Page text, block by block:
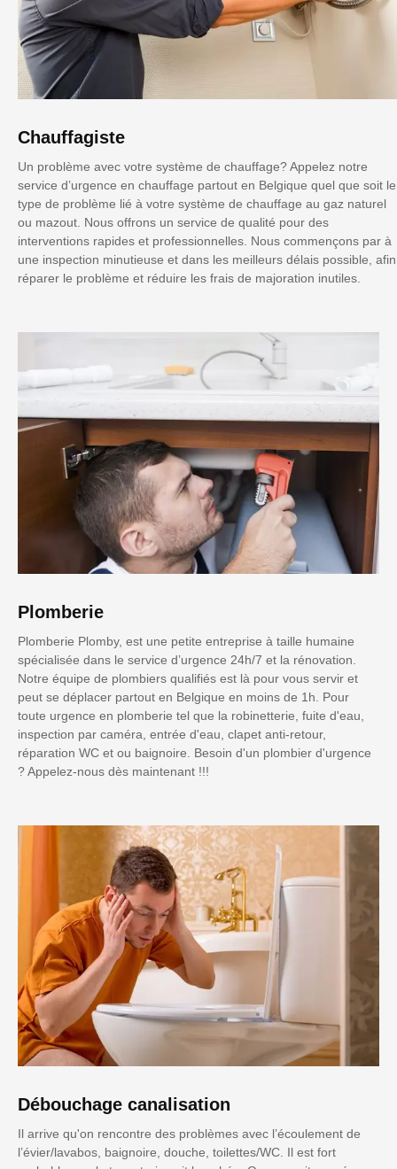
Chauffagiste
Un problème avec votre système de chauffage? Appelez notre
service d’urgence en chauffage partout en Belgique quel que soit le
type de problème lié à votre système de chauffage au gaz naturel
ou mazout. Nous offrons un service de qualité pour des
interventions rapides et professionnelles. Nous commençons par à
une inspection minutieuse et dans les meilleurs délais possible, afin
réparer le problème et réduire les frais de majoration inutiles.
Plomberie
Plomberie Plomby, est une petite entreprise à taille humaine
spécialisée dans le service d’urgence 24h/7 et la rénovation.
Notre équipe de plombiers qualifiés est là pour vous servir et
peut se déplacer partout en Belgique en moins de 1h. Pour
toute urgence en plomberie tel que la robinetterie, fuite d'eau,
inspection par caméra, entrée d'eau, clapet anti-retour,
réparation WC et ou baignoire. Besoin d'un plombier d'urgence
? Appelez-nous dès maintenant !!!
Débouchage canalisation
Il arrive qu'on rencontre des problèmes avec l’écoulement de
l’évier/lavabos, baignoire, douche, toilettes/WC. Il est fort